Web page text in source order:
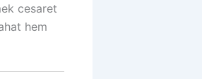
cesaret
hem